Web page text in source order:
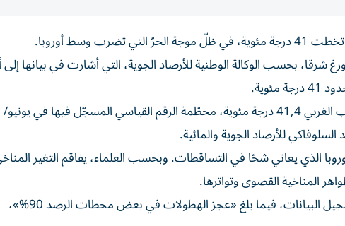
أوروبا.
ألتنبورغ شرقا، بحسب الوكالة الوطنية للأرصاد الجوية، التي أشارت في بيانها
وفي سلوفاكيا، شهدت بلدة كامينيكا ناد هرونوم في الجنوب الغربي 41,4 درجة مئوية، محطّمة الرقم القياسي المسجّل فيها في يونيو/
الذي يعاني شحّا في التساقطات. وبحسب العلماء، يفاقم التغير
المناخية القصوى وتواترها.
وسجلت النمسا رابع أكثر شهر يوليو/تموز حرارة منذ بدء تسجيل البيانات، فيما بلغ «عجز الهطولات في بعض محطات الرصد 90%»،